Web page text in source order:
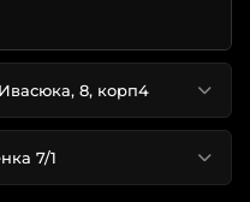
8, корп4
7/1